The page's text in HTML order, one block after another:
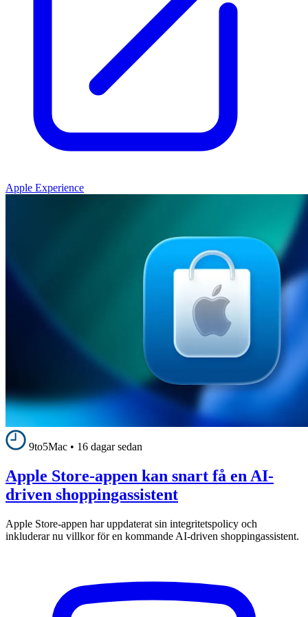
Apple Experience
9to5Mac • 16 dagar sedan
Apple Store-appen kan snart få en AI-
driven shoppingassistent
Apple Store-appen har uppdaterat sin integritetspolicy och
inkluderar nu villkor för en kommande AI-driven shoppingassistent.